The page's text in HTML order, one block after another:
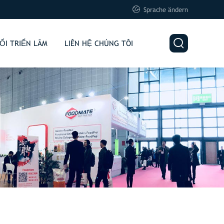
 Sprache ändern
TRIỂN LÃM LIÊN HỆ CHÚNG TÔI 